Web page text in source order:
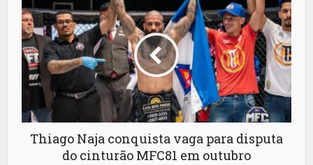
Thiago Naja conquista vaga para disputa
do cinturão MFC81 em outubro